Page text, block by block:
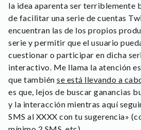
la idea aparenta ser terriblemente
de facilitar una serie de cuentas
encuentran las de los propios
serie y permitir que el usuario
cuestionar o participar en dicha
interactivo. Me llama la atención
que también se está llevando a
es que, lejos de buscar ganancias
y la interacción mientras aquí
SMS al XXXX con tu sugerencia»